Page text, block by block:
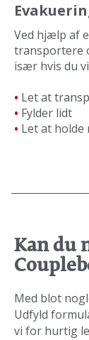
Ved hjælp af
transportere
især hvis du
• Let at
• Fylder lidt
• Let at holde
Kan du
Med blot
Udfyld
vi for hurtig